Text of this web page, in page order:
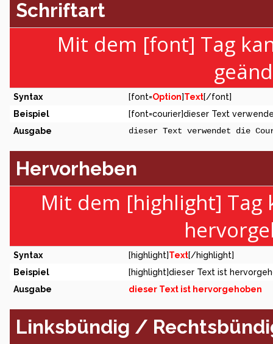
Schriftart
Mit dem [font] Tag
Syntax [font=Option]Text[/font]
Beispiel
[font=courier]dieser Text
Ausgabe
dieser Text verwendet die
Hervorheben
Mit dem [highlight] Tag
Syntax [highlight]Text[/highlight]
Beispiel
[highlight]dieser Text ist
Ausgabe
dieser Text ist hervorgehoben
Linksbündig /